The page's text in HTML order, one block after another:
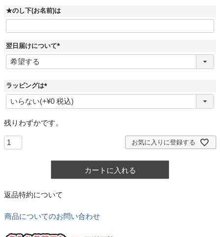
★のし下(お名前)は
翌日届けについて
(
須
ラッピングは
(
必
須
残りわずかです。
お気に入りに登録する
カートに入れる
返品特約について
商品についてのお問い合わせ